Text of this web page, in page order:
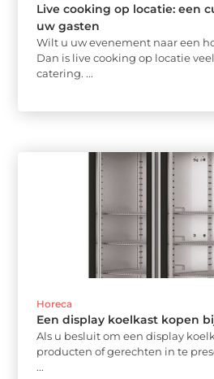
Live cooking op locatie: een
uw gasten
Wilt u uw evenement naar een
Dan is live cooking op locatie
catering. ...
Horeca
Een display koelkast kopen
Als u besluit om een display
producten of gerechten in te
...